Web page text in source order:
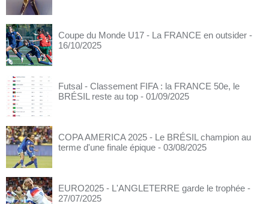
Coupe du Monde U17 - La FRANCE en outsider -
16/10/2025
Futsal - Classement FIFA : la FRANCE 50e, le
BRÉSIL reste au top - 01/09/2025
COPA AMERICA 2025 - Le BRÉSIL champion au
terme d'une finale épique - 03/08/2025
EURO2025 - L'ANGLETERRE garde le trophée -
27/07/2025